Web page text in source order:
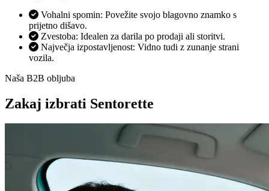
Vohalni spomin: Povežite svojo blagovno znamko s
prijetno dišavo.
Zvestoba: Idealen za darila po prodaji ali storitvi.
Največja izpostavljenost: Vidno tudi z zunanje strani
vozila.
Naša B2B obljuba
Zakaj izbrati Sentorette